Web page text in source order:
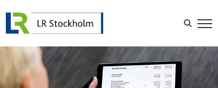
LOGGA IN
Sök efter: